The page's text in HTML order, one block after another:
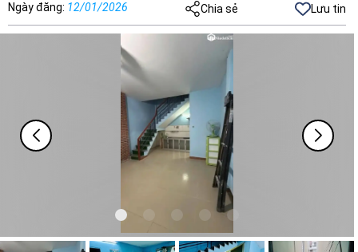
Ngày đăng: 12/01/2026 Chia sẻ Lưu tin